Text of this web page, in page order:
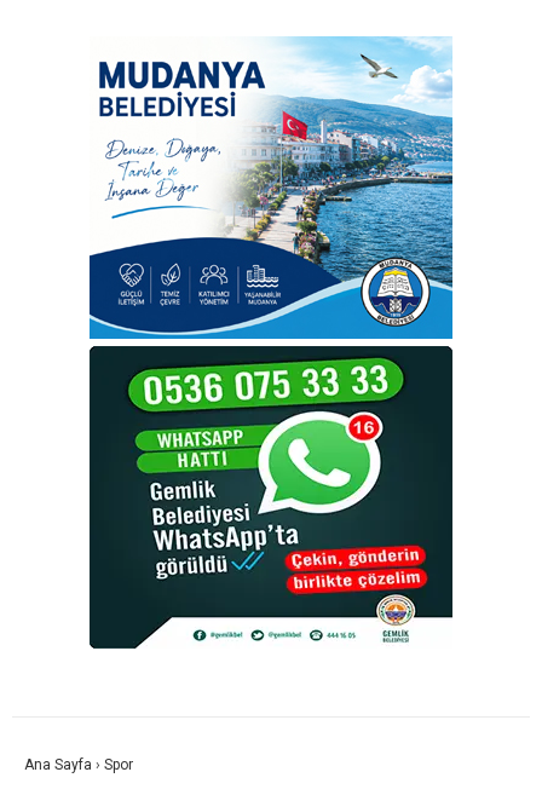
Ana Sayfa › Spor